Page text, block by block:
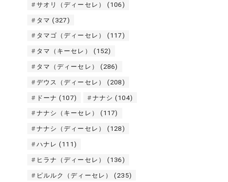
サオリ（ディーセレ） (106)
タマ (327)
タマゴ（ディーセレ） (117)
タマ（キーセレ） (152)
タマ（ディーセレ） (286)
デウス（ディーセレ） (208)
ドーナ (107) ナナシ (104)
ナナシ（キーセレ） (117)
ナナシ（ディーセレ） (128)
ハナレ (111)
ヒラナ（ディーセレ） (136)
ピルルク（ディーセレ） (235)